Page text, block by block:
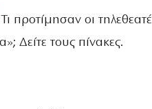
Τι προτίμησαν οι
Δείτε τους πίνακες.